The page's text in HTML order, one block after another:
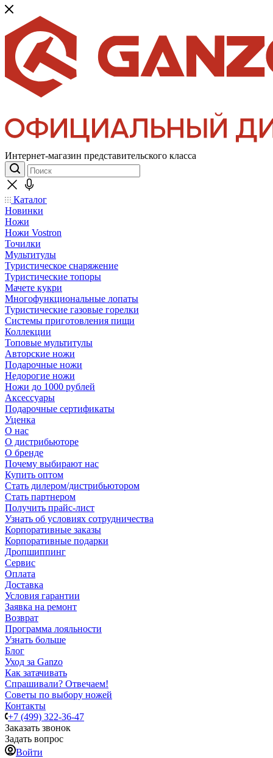
Интернет-магазин представительского класса
Каталог
Новинки
Ножи
Ножи Vostron
Точилки
Мультитулы
Туристическое снаряжение
Туристические топоры
Мачете кукри
Многофункциональные лопаты
Туристические газовые горелки
Системы приготовления пищи
Коллекции
Топовые мультитулы
Авторские ножи
Подарочные ножи
Недорогие ножи
Ножи до 1000 рублей
Аксессуары
Подарочные сертификаты
Уценка
О нас
О дистрибьюторе
О бренде
Почему выбирают нас
Купить оптом
Стать дилером/дистрибьютором
Стать партнером
Получить прайс-лист
Узнать об условиях сотрудничества
Корпоративные заказы
Корпоративные подарки
Дропшиппинг
Сервис
Оплата
Доставка
Условия гарантии
Заявка на ремонт
Возврат
Программа лояльности
Узнать больше
Блог
Уход за Ganzo
Как затачивать
Спрашивали? Отвечаем!
Советы по выбору ножей
Контакты
+7 (499) 322-36-47
Заказать звонок
Задать вопрос
Войти